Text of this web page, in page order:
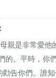
親是非常愛他
的。平時，你
勸告你們。誰